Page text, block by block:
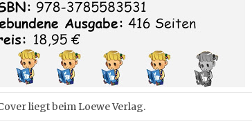
liegt beim Loewe Verlag.